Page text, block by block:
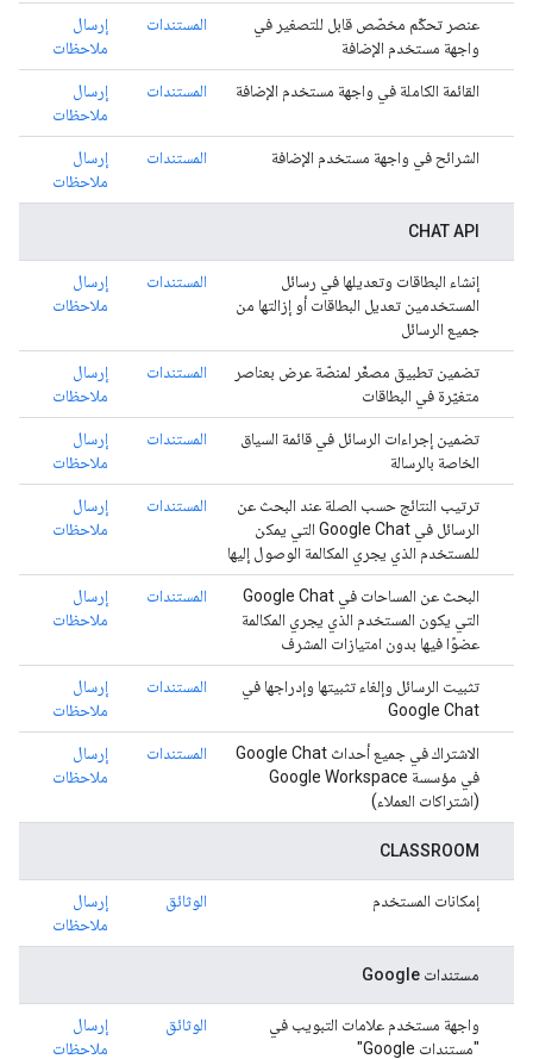
عنصر تحكّم مخصّص قابل للتصغير في
واجهة مستخدم الإضافة
المستندات
إرسال
ملاحظات
القائمة الكاملة في واجهة مستخدم الإضافة المستندات
إرسال
ملاحظات
الشرائح في واجهة مستخدم الإضافة المستندات
إرسال
ملاحظات
CHAT API
إنشاء البطاقات وتعديلها في رسائل
المستخدمين تعديل البطاقات أو إزالتها من
جميع الرسائل
المستندات
إرسال
ملاحظات
تضمين تطبيق مصغّر لمنصّة عرض بعناصر
متغيّرة في البطاقات
المستندات
إرسال
ملاحظات
تضمين إجراءات الرسائل في قائمة السياق
الخاصة بالرسالة
المستندات
إرسال
ملاحظات
ترتيب النتائج حسب الصلة عند البحث عن
الرسائل في Google Chat التي يمكن
للمستخدم الذي يجري المكالمة الوصول إليها
المستندات
إرسال
ملاحظات
البحث عن المساحات في Google Chat
التي يكون المستخدم الذي يجري المكالمة
عضوًا فيها بدون امتيازات المشرف
المستندات
إرسال
ملاحظات
تثبيت الرسائل وإلغاء تثبيتها وإدراجها في
Google Chat
المستندات
إرسال
ملاحظات
الاشتراك في جميع أحداث Google Chat
في مؤسسة Google Workspace
(اشتراكات العملاء)
المستندات
إرسال
ملاحظات
CLASSROOM
إمكانات المستخدم الوثائق
إرسال
ملاحظات
مستندات Google
واجهة مستخدم علامات التبويب في
"مستندات Google"
الوثائق
إرسال
ملاحظات